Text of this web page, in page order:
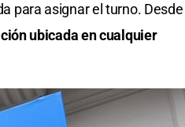
para asignar el turno. Desde
ubicada en cualquier